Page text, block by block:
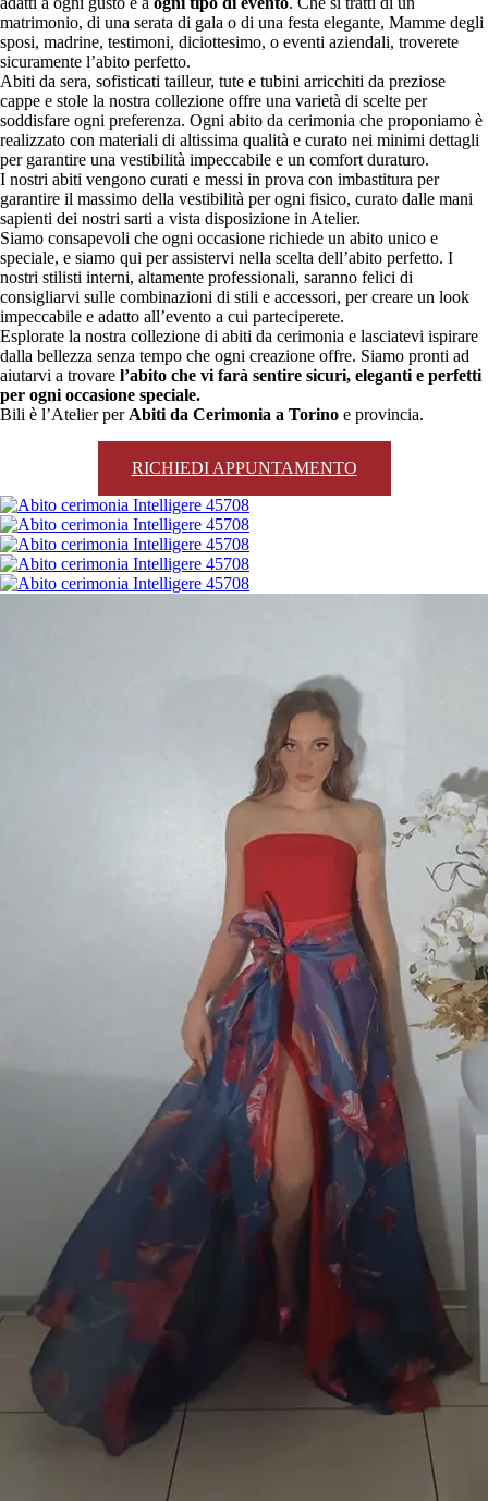
matrimonio, di una serata di gala o di una festa elegante, Mamme degli
sposi, madrine, testimoni, diciottesimo, o eventi aziendali, troverete
sicuramente l’abito perfetto.
Abiti da sera, sofisticati tailleur, tute e tubini arricchiti da preziose
cappe e stole la nostra collezione offre una varietà di scelte per
soddisfare ogni preferenza. Ogni abito da cerimonia che proponiamo è
realizzato con materiali di altissima qualità e curato nei minimi dettagli
per garantire una vestibilità impeccabile e un comfort duraturo.
I nostri abiti vengono curati e messi in prova con imbastitura per
garantire il massimo della vestibilità per ogni fisico, curato dalle mani
sapienti dei nostri sarti a vista disposizione in Atelier.
Siamo consapevoli che ogni occasione richiede un abito unico e
speciale, e siamo qui per assistervi nella scelta dell’abito perfetto. I
nostri stilisti interni, altamente professionali, saranno felici di
consigliarvi sulle combinazioni di stili e accessori, per creare un look
impeccabile e adatto all’evento a cui parteciperete.
Esplorate la nostra collezione di abiti da cerimonia e lasciatevi ispirare
dalla bellezza senza tempo che ogni creazione offre. Siamo pronti ad
aiutarvi a trovare l’abito che vi farà sentire sicuri, eleganti e perfetti
per ogni occasione speciale.
Bili è l’Atelier per Abiti da Cerimonia a Torino e provincia.
RICHIEDI APPUNTAMENTO